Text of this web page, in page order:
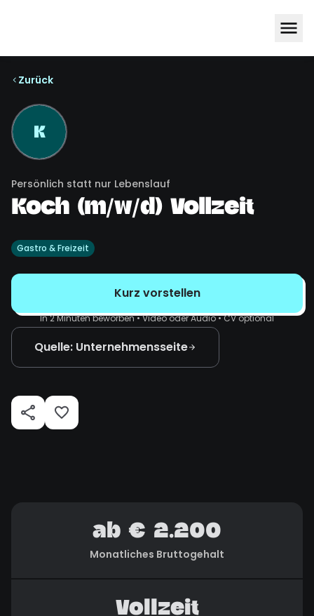
Zurück
K
Persönlich statt nur Lebenslauf
Koch (m/w/d) Vollzeit
Gastro & Freizeit
Kurz vorstellen
In 2 Minuten beworben • Video oder Audio • CV optional
Quelle: Unternehmensseite
ab € 2.200
Monatliches Bruttogehalt
Vollzeit